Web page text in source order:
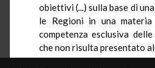
obiettivi (...) sulla base di
le Regioni in una
competenza esclusiva
che non risulta presentato
il predetto d.P.C.m. 13